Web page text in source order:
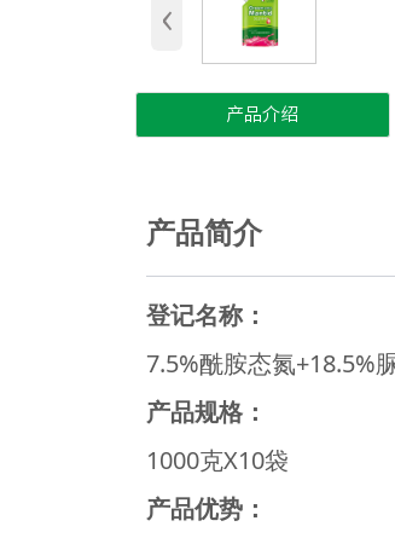
‹
产品介绍
产品简介
登记名称：
7.5%酰胺态氮+18.5%
产品规格：
1000克X10袋
产品优势：